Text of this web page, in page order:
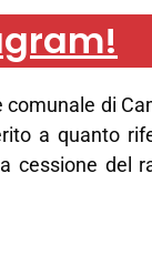
comunale di
a quanto
cessione del